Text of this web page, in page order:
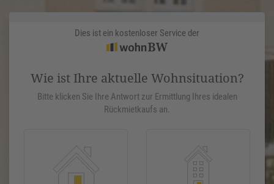
Dies ist ein kostenloser Service der
Wie ist Ihre aktuelle Wohnsituation?
Bitte klicken Sie Ihre Antwort zur Ermittlung Ihres idealen
Rückmietkaufs an.